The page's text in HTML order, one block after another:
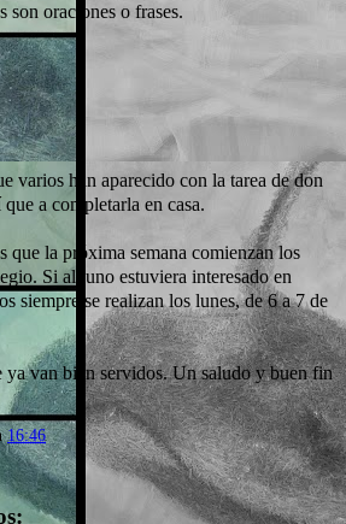
son oraciones o frases.
varios han aparecido con la tarea de don
a completarla en casa.
que la próxima semana comienzan los
Si alguno estuviera interesado en
siempre se realizan los lunes, de 6 a 7 de
ya van bien servidos. Un saludo y buen fin
16:46